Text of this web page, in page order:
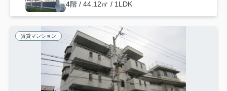
4階 / 44.12㎡ / 1LDK
賃貸マンション